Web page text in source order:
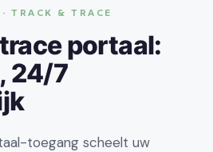
TRACK & TRACE
portaal:
24/7
toegang scheelt uw